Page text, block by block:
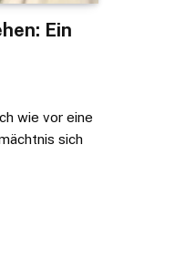
Ein
wie vor eine
sich